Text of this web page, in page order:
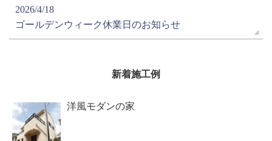
2026/4/18
ゴールデンウィーク休業日のお知らせ
新着施工例
洋風モダンの家